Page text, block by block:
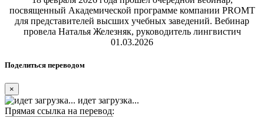
посвященный Академической программе компании PROMT
для представителей высших учебных заведений. Вебинар
провела Наталья Железняк, руководитель лингвистич
01.03.2026
Поделиться переводом
×
идет загрузка...
Прямая ссылка на перевод: